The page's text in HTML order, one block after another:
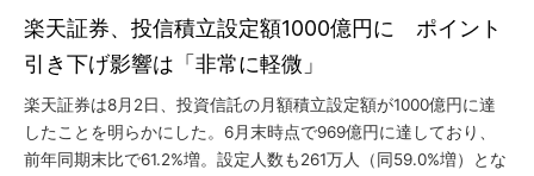
楽天証券、投信積立設定額1000億円に ポイント
引き下げ影響は「非常に軽微」
楽天証券は8月2日、投資信託の月額積立設定額が1000億円に達
したことを明らかにした。6月末時点で969億円に達しており、
前年同期末比で61.2%増。設定人数も261万人（同59.0%増）とな